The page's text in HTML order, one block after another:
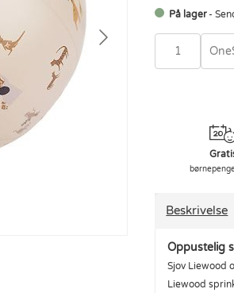
På lager -
Beskrivelse
Oppustelig
Sjov Liewood
Liewood